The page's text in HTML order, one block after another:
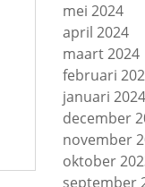
mei 2024
april 2024
maart 2024
februari
januari 2024
december
november
oktober
september